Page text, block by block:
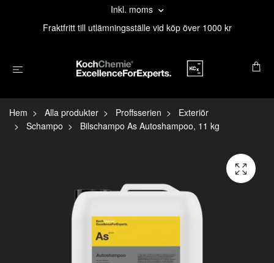
Inkl. moms
Fraktfritt till utlämningsställe vid köp över 1000 kr
Hem Alla produkter Proffsserien
Exteriör
Schampo
Bilschampo As Autoshampoo, 11 kg